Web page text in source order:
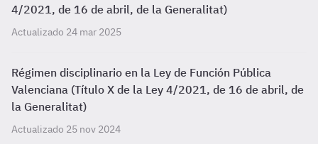
4/2021, de 16 de abril, de la Generalitat)
Actualizado 24 mar 2025
Régimen disciplinario en la Ley de Función Pública
Valenciana (Título X de la Ley 4/2021, de 16 de abril, de
la Generalitat)
Actualizado 25 nov 2024